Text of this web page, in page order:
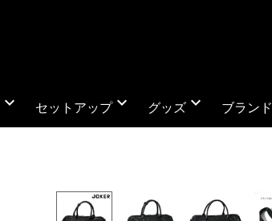
expand_more セットアップexpand_more グッズ expand_more ブランド